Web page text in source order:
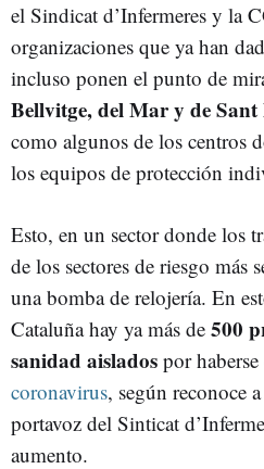
el Sindicat d’Infermeres y la
organizaciones que ya han
incluso ponen el punto de
Bellvitge, del Mar y de Sant
como algunos de los centros
los equipos de protección
Esto, en un sector donde los
de los sectores de riesgo más
una bomba de relojería. En
Cataluña hay ya más de 500
sanidad aislados por haberse
coronavirus, según reconoce
portavoz del Sinticat
aumento.